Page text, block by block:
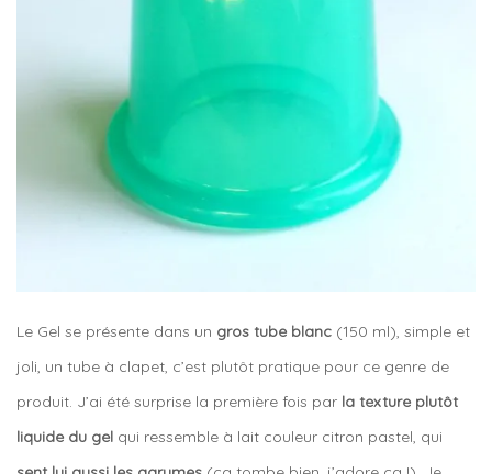
Le Gel se présente dans un gros tube blanc (150 ml), simple et
joli, un tube à clapet, c’est plutôt pratique pour ce genre de
produit. J’ai été surprise la première fois par la texture plutôt
liquide du gel qui ressemble à lait couleur citron pastel, qui